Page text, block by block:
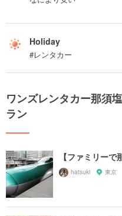
Holiday
#レンタカー
ワンズレンタカー那須
ラン
【ファミリー
hatsuki 東京